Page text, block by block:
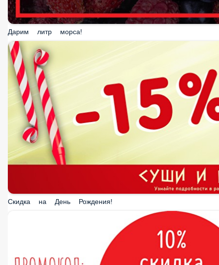
Дарим литр морса!
Скидка на День Рождения!